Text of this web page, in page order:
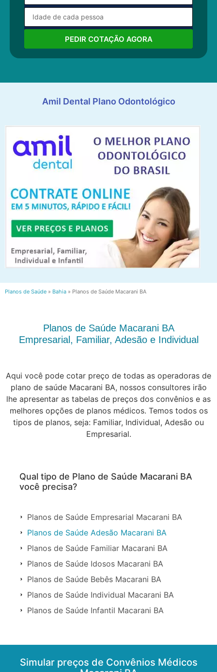
PEDIR COTAÇÃO AGORA
Amil Dental Plano Odontológico
Planos de Saúde » Bahia » Planos de Saúde Macarani BA
Planos de Saúde Macarani BA
Empresarial, Familiar, Adesão e Individual
Aqui você pode cotar preço de todas as operadoras de
plano de saúde Macarani BA, nossos consultores irão
lhe apresentar as tabelas de preços dos convênios e as
melhores opções de planos médicos. Temos todos os
tipos de planos, seja: Familiar, Individual, Adesão ou
Empresarial.
Qual tipo de Plano de Saúde Macarani BA
você precisa?
Planos de Saúde Empresarial Macarani BA
Planos de Saúde Adesão Macarani BA
Planos de Saúde Familiar Macarani BA
Planos de Saúde Idosos Macarani BA
Planos de Saúde Bebês Macarani BA
Planos de Saúde Individual Macarani BA
Planos de Saúde Infantil Macarani BA
Simular preços de Convênios Médicos